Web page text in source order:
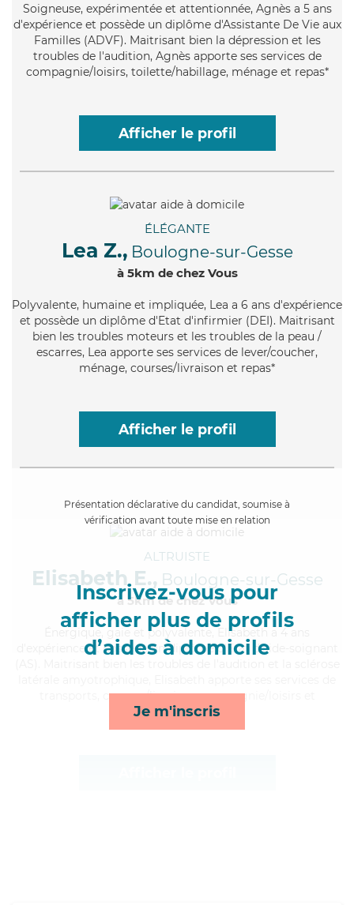
Soigneuse, expérimentée et attentionnée, Agnès a 5 ans
d'expérience et possède un diplôme d'Assistante De Vie aux
Familles (ADVF). Maitrisant bien la dépression et les
troubles de l'audition, Agnès apporte ses services de
compagnie/loisirs, toilette/habillage, ménage et repas*
Afficher le profil
ÉLÉGANTE
Lea Z., Boulogne-sur-Gesse
à 5km de chez Vous
Polyvalente, humaine et impliquée, Lea a 6 ans d'expérience
et possède un diplôme d'Etat d'infirmier (DEI). Maitrisant
bien les troubles moteurs et les troubles de la peau /
escarres, Lea apporte ses services de lever/coucher,
ménage, courses/livraison et repas*
Afficher le profil
Présentation déclarative du candidat, soumise à
vérification avant toute mise en relation
Inscrivez-vous pour
afficher plus de profils
d’aides à domicile
Je m'inscris
ALTRUISTE
Elisabeth E., Boulogne-sur-Gesse
à 5km de chez Vous
, gaie et polyvalente, Elisabeth a 4 ans
d'expérience et possède un diplôme d'Etat d'aide-soignant
transports, courses/livraison, compagnie/loisirs et
toilette/habillage*